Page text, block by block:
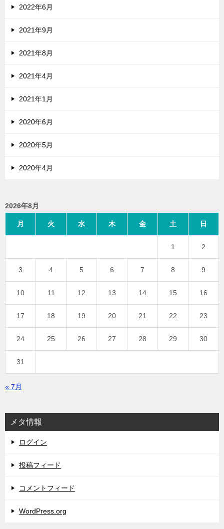
2022年6月
2021年9月
2021年8月
2021年4月
2021年1月
2020年6月
2020年5月
2020年4月
2026年8月
月 火 水 木 金 土 日
1 2
3 4 5 6 7 8 9
10 11 12 13 14 15 16
17 18 19 20 21 22 23
24 25 26 27 28 29 30
31
« 7月
メタ情報
ログイン
投稿フィード
コメントフィード
WordPress.org